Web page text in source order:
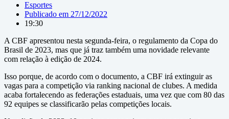
Esportes
Publicado em 27/12/2022
19:30
A CBF apresentou nesta segunda-feira, o regulamento da Copa do
Brasil de 2023, mas que já traz também uma novidade relevante
com relação à edição de 2024.
Isso porque, de acordo com o documento, a CBF irá extinguir as
vagas para a competição via ranking nacional de clubes. A medida
acaba fortalecendo as federações estaduais, uma vez que com 80 das
92 equipes se classificarão pelas competições locais.